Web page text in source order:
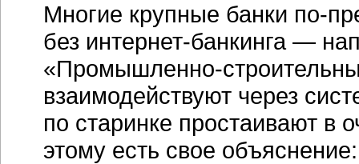
Многие крупные банки по-
без интернет-банкинга—
«Промышленно-
взаимодействуют через
по старинке простаивают в
этому есть свое